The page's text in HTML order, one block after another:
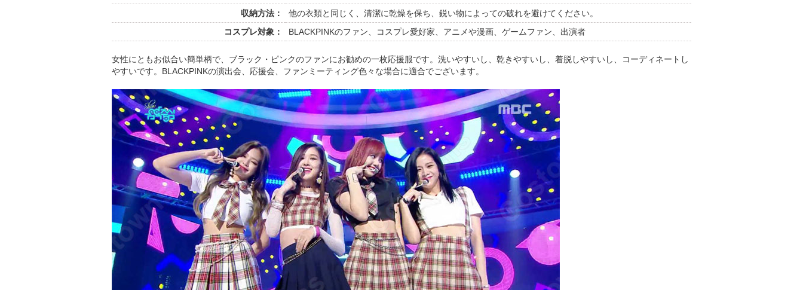
収納方法：
他の衣類と同じく、清潔に乾燥を保ち、鋭い物によっての破れを避けてください。
コスプレ対象：
BLACKPINKのファン、コスプレ愛好家、アニメや漫画、ゲームファン、出演者
女性にともお似合い簡単柄で、ブラック・ピンクのファンにお勧めの一枚応援服です。洗いやすいし、乾きやすいし、着脱しやすいし、コーディネートし
やすいです。BLACKPINKの演出会、応援会、ファンミーティング色々な場合に適合でございます。